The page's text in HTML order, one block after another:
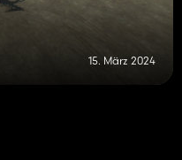
15. März 2024